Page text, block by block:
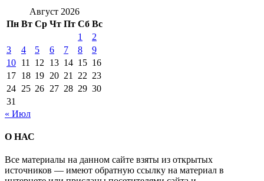
Август 2026
Пн Вт Ср Чт Пт Сб Вс
1
2
3
4 5 6 7 8
9
10 11 12 13 14 15 16
17 18 19 20 21 22 23
24 25 26 27 28 29 30
31
« Июл
О НАС
Все материалы на данном сайте взяты из открытых
источников — имеют обратную ссылку на материал в